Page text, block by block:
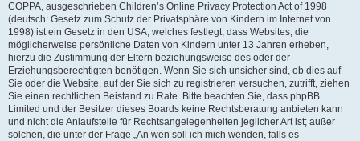
COPPA, ausgeschrieben Children’s Online Privacy Protection Act of 1998
(deutsch: Gesetz zum Schutz der Privatsphäre von Kindern im Internet von
1998) ist ein Gesetz in den USA, welches festlegt, dass Websites, die
möglicherweise persönliche Daten von Kindern unter 13 Jahren erheben,
hierzu die Zustimmung der Eltern beziehungsweise des oder der
Erziehungsberechtigten benötigen. Wenn Sie sich unsicher sind, ob dies auf
Sie oder die Website, auf der Sie sich zu registrieren versuchen, zutrifft, ziehen
Sie einen rechtlichen Beistand zu Rate. Bitte beachten Sie, dass phpBB
Limited und der Besitzer dieses Boards keine Rechtsberatung anbieten kann
und nicht die Anlaufstelle für Rechtsangelegenheiten jeglicher Art ist; außer
solchen, die unter der Frage „An wen soll ich mich wenden, falls es